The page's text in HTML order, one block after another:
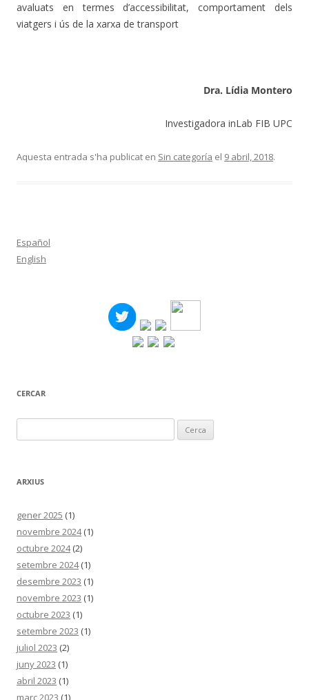
avaluats en termes d’accessibilitat, comportament dels
viatgers i ús de la xarxa de transport
Dra. Lídia Montero
Investigadora inLab FIB UPC
Aquesta entrada s'ha publicat en Sin categoría el 9 abril, 2018.
Español
English
CERCAR
ARXIUS
gener 2025 (1)
novembre 2024(1)
octubre 2024(2)
setembre 2024(1)
desembre 2023 (1)
novembre 2023 (1)
octubre 2023 (1)
setembre 2023 (1)
juliol 2023 (2)
juny 2023 (1)
abril 2023 (1)
març 2023 (1)